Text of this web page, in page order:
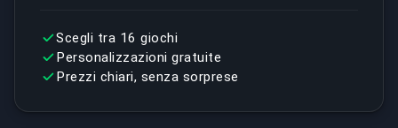
Scegli tra 16 giochi
Personalizzazioni gratuite
Prezzi chiari, senza sorprese